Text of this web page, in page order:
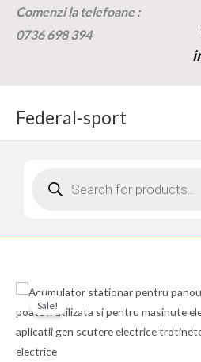
SkipComenzi la telefoane :
0736 698 394
Federal-sport
Sale!
Prețul
inițial
Cantitate
Acumulator
stationar
pentru